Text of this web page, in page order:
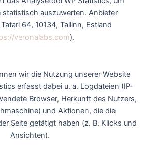
statistisch auszuwerten. Anbieter
64, 10134, Tallinn, Estland
veronalabs.com).
wir die Nutzung unserer Website
erfasst dabei u. a. Logdateien (IP-
Browser, Herkunft des Nutzers,
und Aktionen, die die
Seite getätigt haben (z. B. Klicks und
Ansichten).